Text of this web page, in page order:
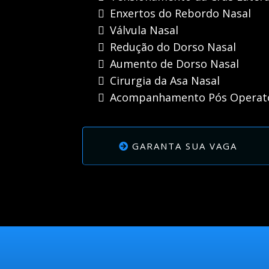
Enxertos do Rebordo Nasal
Válvula Nasal
Redução do Dorso Nasal
Aumento de Dorso Nasal
Cirurgia da Asa Nasal
Acompanhamento Pós
GARANTA SUA VAGA